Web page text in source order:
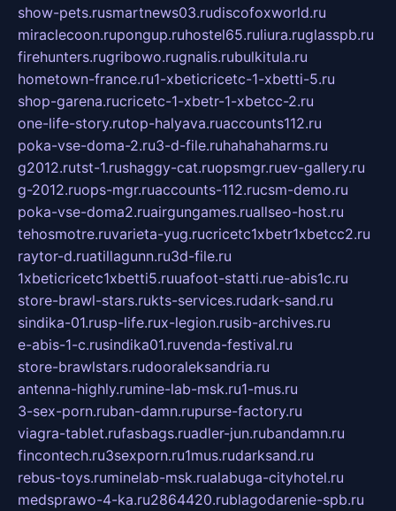
show-pets.rusmartnews03.rudiscofoxworld.ru
miraclecoon.rupongup.ruhostel65.ruliura.ruglasspb.ru
firehunters.rugribowo.rugnalis.rubulkitula.ru
hometown-france.ru1-xbeticricetc-1-xbetti-5.ru
shop-garena.rucricetc-1-xbetr-1-xbetcc-2.ru
one-life-story.rutop-halyava.ruaccounts112.ru
poka-vse-doma-2.ru3-d-file.ruhahahaharms.ru
g2012.rutst-1.rushaggy-cat.ruopsmgr.ruev-gallery.ru
g-2012.ruops-mgr.ruaccounts-112.rucsm-demo.ru
poka-vse-doma2.ruairgungames.ruallseo-host.ru
tehosmotre.ruvarieta-yug.rucricetc1xbetr1xbetcc2.ru
raytor-d.ruatillagunn.ru3d-file.ru
1xbeticricetc1xbetti5.ruuafoot-statti.rue-abis1c.ru
store-brawl-stars.rukts-services.rudark-sand.ru
sindika-01.rusp-life.rux-legion.rusib-archives.ru
e-abis-1-c.rusindika01.ruvenda-festival.ru
store-brawlstars.rudooraleksandria.ru
antenna-highly.rumine-lab-msk.ru1-mus.ru
3-sex-porn.ruban-damn.rupurse-factory.ru
viagra-tablet.rufasbags.ruadler-jun.rubandamn.ru
fincontech.ru3sexporn.ru1mus.rudarksand.ru
rebus-toys.ruminelab-msk.rualabuga-cityhotel.ru
medsprawo-4-ka.ru2864420.rublagodarenie-spb.ru